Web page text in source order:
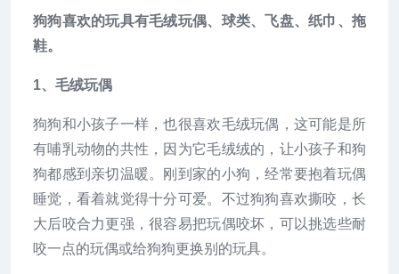
狗狗喜欢的玩具有毛绒玩偶、球类、飞盘、纸巾、拖
鞋。
1、毛绒玩偶
狗狗和小孩子一样，也很喜欢毛绒玩偶，这可能是所
有哺乳动物的共性，因为它毛绒绒的，让小孩子和狗
狗都感到亲切温暖。刚到家的小狗，经常要抱着玩偶
睡觉，看着就觉得十分可爱。不过狗狗喜欢撕咬，长
大后咬合力更强，很容易把玩偶咬坏，可以挑选些耐
咬一点的玩偶或给狗狗更换别的玩具。